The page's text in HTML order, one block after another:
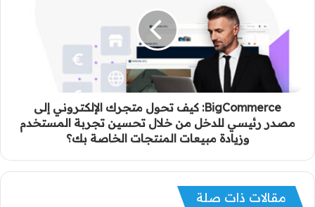
BigCommerce: كيف تحول متجرك الإلكتروني إلى
مصدر رئيسي للدخل من خلال تحسين تجربة المستخدم
وزيادة مبيعات المنتجات الخاصة بك؟
مقالات ذات صلة